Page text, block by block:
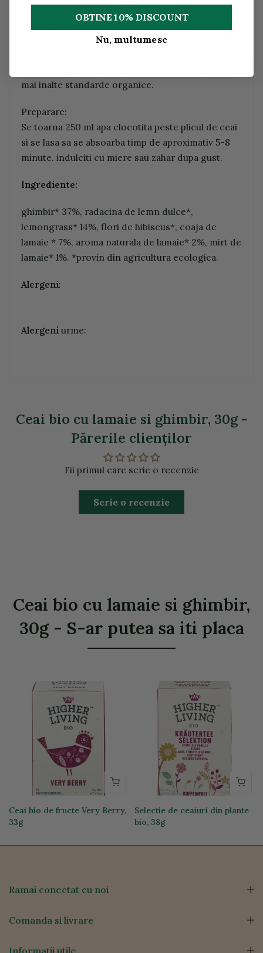
tipic al ghimbirului asociat cu aroma vie a lamaii,
coaja de lamaie si a mirului de lamaie. Aceasta
compozitie este completata de radacina de lemn
mai inalte standarde organice.
Preparare:
Se toarna 250 ml apa clocotita peste plicul de ceai
si se lasa sa se absoarba timp de aproximativ 5-8
minute. indulciti cu miere sau zahar dupa gust.
Ingrediente:
ghimbir* 37%, radacina de lemn dulce*,
lemongrass* 14%, flori de hibiscus*, coaja de
lamaie * 7%, aroma naturala de lamaie* 2%, mirt de
lamaie* 1%. *provin din agricultura ecologica.
Alergeni:
Alergeni urme:
Ceai bio cu lamaie si ghimbir, 30g -
Părerile clienţilor
Fii primul care scrie o recenzie
Scrie o recenzie
Ceai bio cu lamaie si ghimbir,
30g - S-ar putea sa iti placa
Ceai bio de fructe Very Berry,
33g
Selectie de ceaiuri din plante
bio, 38g
Ramai conectat cu noi
Comanda si livrare
OBTINE 10% DISCOUNT
Nu, multumesc